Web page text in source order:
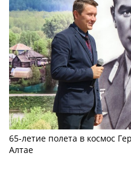
65-летие полета в космос
Алтае